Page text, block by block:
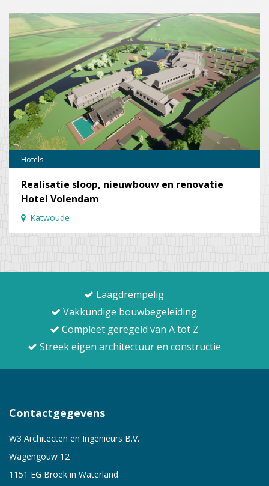
Hotels
Realisatie sloop, nieuwbouw en renovatie
Hotel Volendam
Katwoude
Laagdrempelig
Vakkundige bouwbegeleiding
Compleet geregeld van A tot Z
Streek eigen architectuur en constructie
Contactgegevens
W3 Architecten en Ingenieurs B.V.
Wagengouw 12
1151 EG Broek in Waterland